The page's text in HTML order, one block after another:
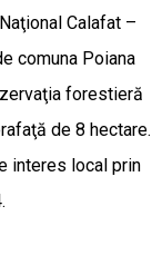
Calafat –
comuna Poiana
forestieră
de 8 hectare.
interes local prin